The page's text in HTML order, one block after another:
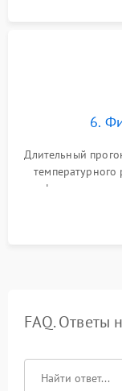
6.
Длительный
температурного
фокуса,
таблицах.
FAQ. Ответы